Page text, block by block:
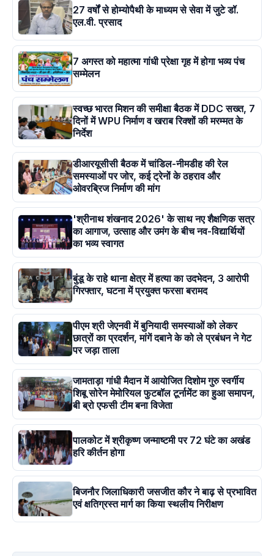
27 वर्षों से होम्योपैथी के माध्यम से सेवा में जुटे डॉ.
एल.वी. प्रसाद
7 अगस्त को महात्मा गांधी प्रेक्षा गृह में होगा भव्य पंच
सम्मेलन
स्वच्छ भारत मिशन की समीक्षा बैठक में DDC सख्त, 7
दिनों में WPU निर्माण व खराब रिक्शों की मरम्मत के
निर्देश
डीआरयूसीसी बैठक में चांडिल-नीमडीह की रेल
समस्याओं पर जोर, कई ट्रेनों के ठहराव और
ओवरब्रिज निर्माण की मांग
'श्रीनाथ शंखनाद 2026' के साथ नए शैक्षणिक सत्र
का आगाज, उत्साह और उमंग के बीच नव-विद्यार्थियों
का भव्य स्वागत
बुंडू के राहे थाना क्षेत्र में हत्या का उदभेदन, 3 आरोपी
गिरफ्तार, घटना में प्रयुक्त फरसा बरामद
पीएम श्री जेएनवी में बुनियादी समस्याओं को लेकर
छात्रों का प्रदर्शन, मांगें दबाने के को ले प्रबंधन ने गेट
पर जड़ा ताला
जामताड़ा गांधी मैदान में आयोजित दिशोम गुरु स्वर्गीय
शिबू सोरेन मेमोरियल फुटबॉल टूर्नामेंट का हुआ समापन,
बी ब्रो एफसी टीम बना विजेता
पालकोट में श्रीकृष्ण जन्माष्टमी पर 72 घंटे का अखंड
हरि कीर्तन होगा
बिजनौर जिलाधिकारी जसजीत कौर ने बाढ़ से प्रभावित
एवं क्षतिग्रस्त मार्ग का किया स्थलीय निरीक्षण